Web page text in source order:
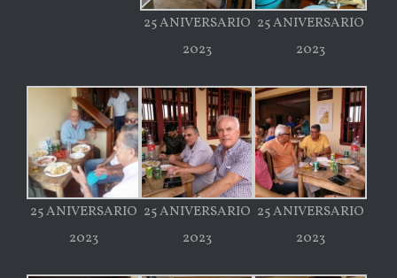
25 ANIVERSARIO
2023
25 ANIVERSARIO
2023
25 ANIVERSARIO
2023
25 ANIVERSARIO
2023
25 ANIVERSARIO
2023